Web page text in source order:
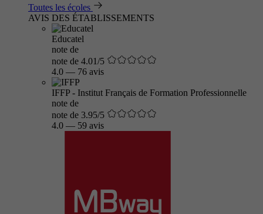
Toutes les écoles
AVIS DES ÉTABLISSEMENTS
Educatel
note de
note de 4.01/5
4.0 — 76 avis
IFFP - Institut Français de Formation Professionnelle
note de
note de 3.95/5
4.0 — 59 avis